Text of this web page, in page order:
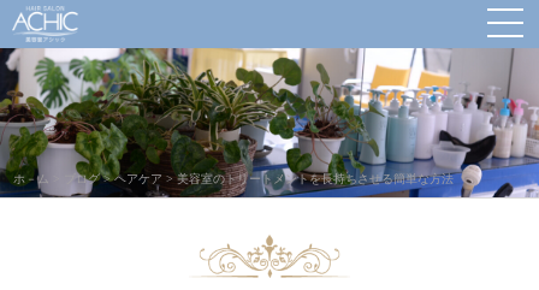
ホ－ム ブログ>ヘアケア >美容室のトリートメントを長持ちさせる簡単な方法